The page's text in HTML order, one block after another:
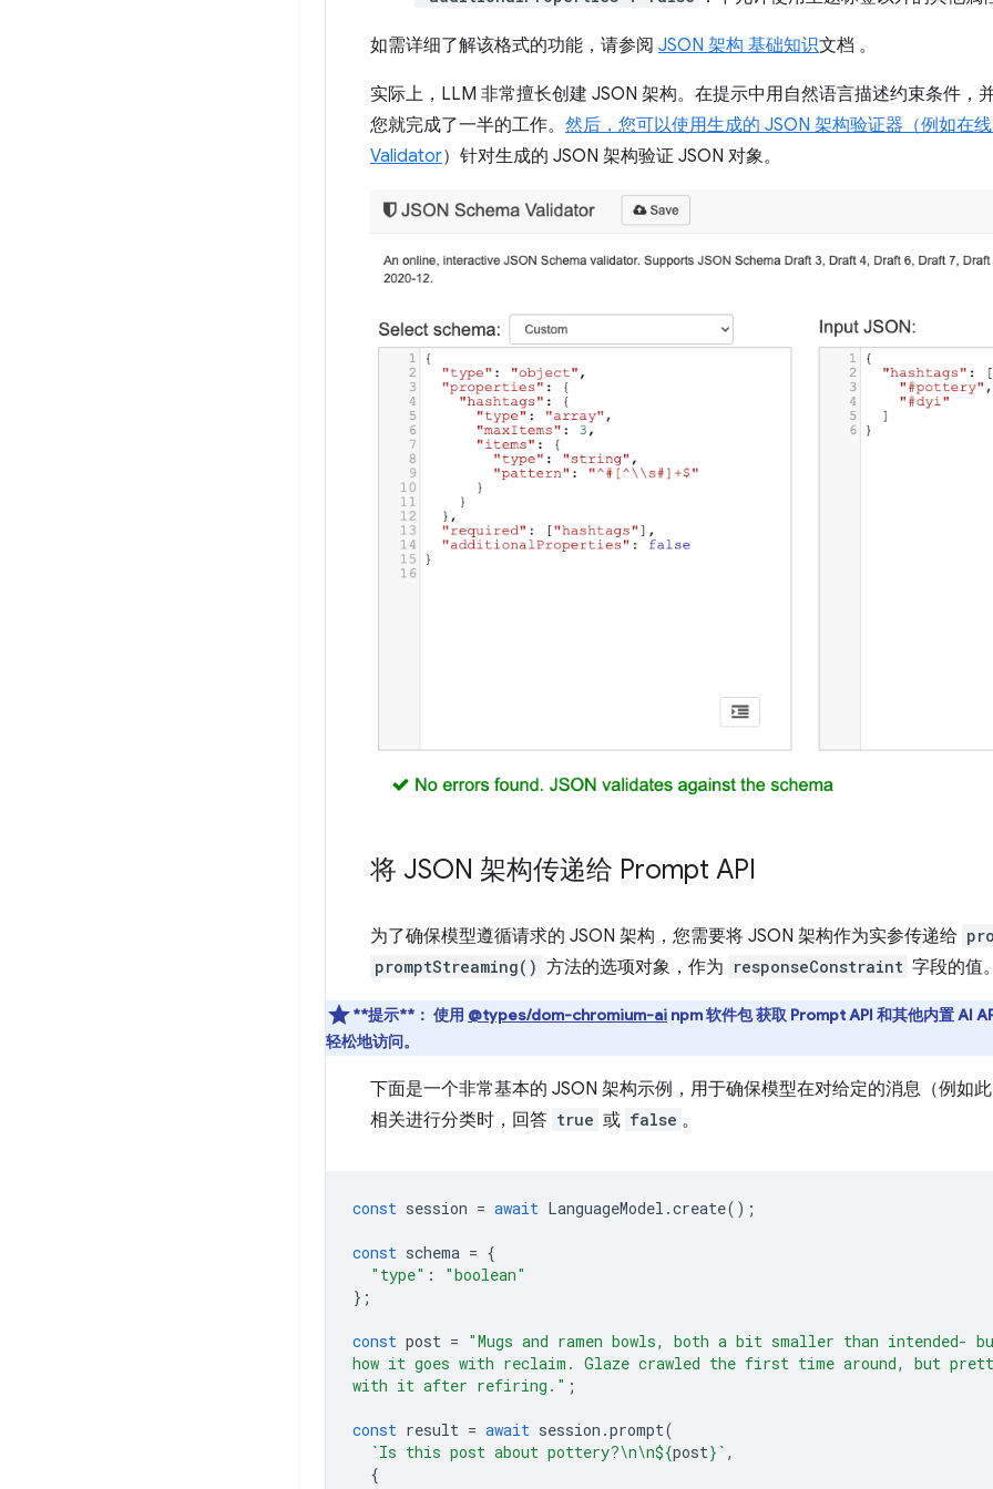
如需详细了解该格式的功能，请参阅 JSON 架构 基础知识文档 。
实际上，LLM 非常擅长创建 JSON 架构。在提示中用自然语言描述约束条件，
您就完成了一半的工作。 然后，您可以使用生成的 JSON 架构验证器（例如在
Validator）针对生成的 JSON 架构验证 JSON 对象。
将 JSON 架构传递给 Prompt API
为了确保模型遵循请求的 JSON 架构，您需要将 JSON 架构作为实参传递给
promptStreaming() 方法的选项对象，作为 responseConstraint 字段的值
**提示**： 使用 @types/dom-chromium-ai npm 软件包 获取 Prompt API 和其他内置 AI
轻松地访问。
下面是一个非常基本的 JSON 架构示例，用于确保模型在对给定的消息（例如
相关进行分类时，回答 true 或 false 。
const session = await LanguageModel .create();
const schema = {
"type" :
"boolean"
};
const post = "Mugs and ramen bowls, both a bit smaller than intended-
how it goes with reclaim. Glaze crawled the first time around, but
with it after refiring." ;
const result = await session .prompt(
`Is this post about pottery?\n\n${post} ` ,
{